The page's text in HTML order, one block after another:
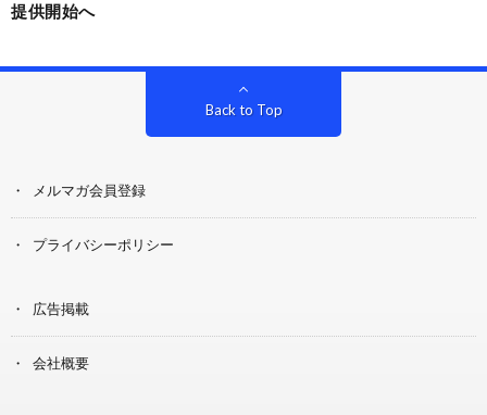
提供開始へ
Back to Top
メルマガ会員登録
プライバシーポリシー
広告掲載
会社概要